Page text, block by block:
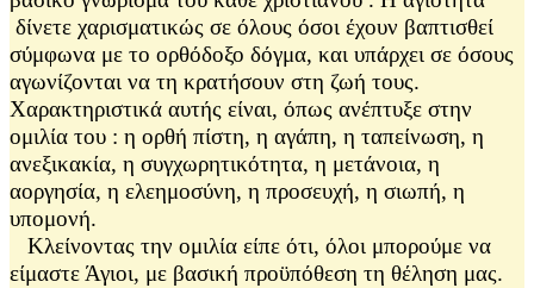
δίνετε χαρισματικώς σε όλους όσοι έχουν βαπτισθεί
σύμφωνα με το ορθόδοξο δόγμα, και υπάρχει σε όσους
αγωνίζονται να τη κρατήσουν στη ζωή τους.
Χαρακτηριστικά αυτής είναι, όπως ανέπτυξε στην
ομιλία του : η ορθή πίστη, η αγάπη, η ταπείνωση, η
ανεξικακία, η συγχωρητικότητα, η μετάνοια, η
αοργησία, η ελεημοσύνη, η προσευχή, η σιωπή, η
υπομονή.
Κλείνοντας την ομιλία είπε ότι, όλοι μπορούμε να
είμαστε Άγιοι, με βασική προϋπόθεση τη θέληση μας.